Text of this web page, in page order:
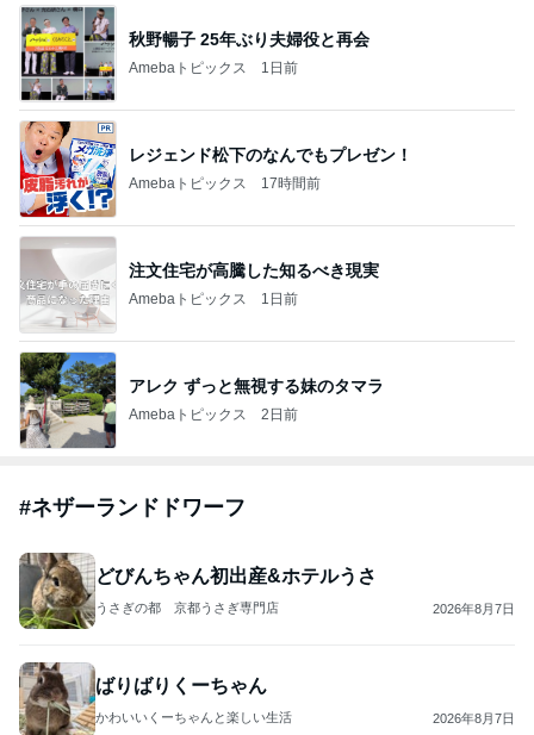
秋野暢子 25年ぶり夫婦役と再会
Amebaトピックス 1日前
レジェンド松下のなんでもプレゼン！
Amebaトピックス 17時間前
注文住宅が高騰した知るべき現実
Amebaトピックス 1日前
アレク ずっと無視する妹のタマラ
Amebaトピックス 2日前
#ネザーランドドワーフ
どびんちゃん初出産&ホテルうさ
うさぎの都 京都うさぎ専門店 2026年8月7日
ばりばりくーちゃん
かわいいくーちゃんと楽しい生活 2026年8月7日